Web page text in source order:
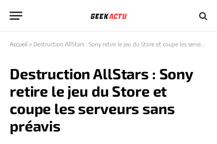
Accueil » Destruction AllStars : Sony retire le jeu du Store et coupe les serveurs sans préavis
Destruction AllStars : Sony
retire le jeu du Store et
coupe les serveurs sans
préavis